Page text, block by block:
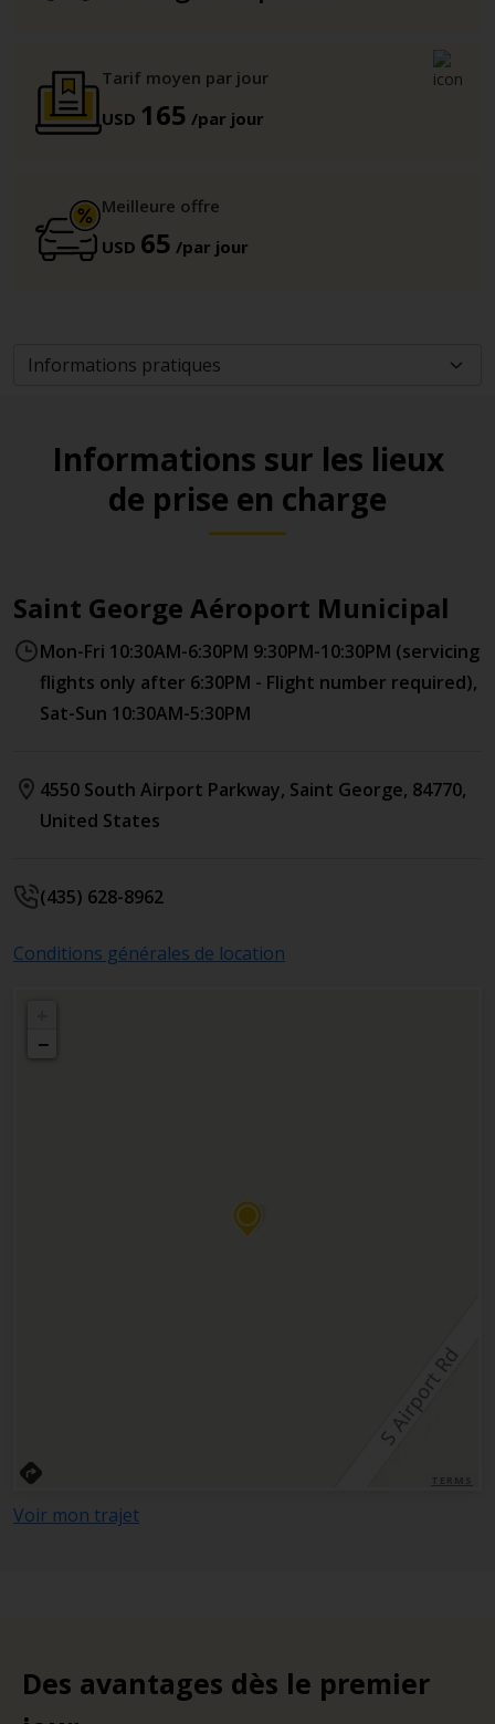
Tarif moyen par jour
USD 165 /par jour
Meilleure offre
USD 65 /par jour
Informations sur les lieux
de prise en charge
Saint George Aéroport Municipal
Mon-Fri 10:30AM-6:30PM 9:30PM-10:30PM (servicing
flights only after 6:30PM - Flight number required),
Sat-Sun 10:30AM-5:30PM
4550 South Airport Parkway, Saint George, 84770,
United States
(435) 628-8962
Conditions générales de location
−
Voir mon trajet
Des avantages dès le premier